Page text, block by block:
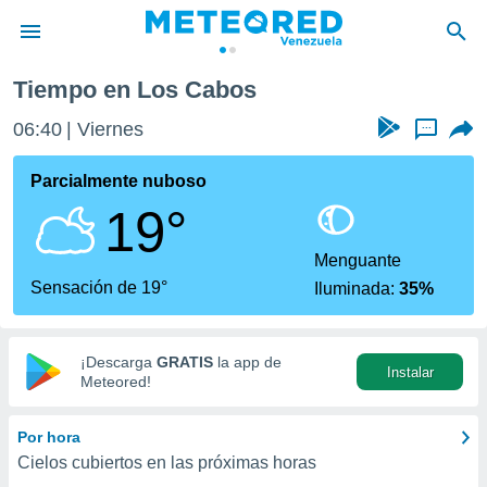
de
ha
que se
calidad.
a este
las
y
digital
basada
Tiempo en Los Cabos
06:40 Viernes ...
Parcialmente nuboso
19°
Sensación de 19°
Menguante
Iluminada:35%
¡Descarga GRATIS la app de
Meteored!
Instalar
Por hora
Cielos cubiertos en las próximas horas